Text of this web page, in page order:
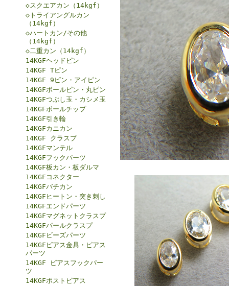
◇スクエアカン（14kgf）
◇トライアングルカン
（14kgf）
◇ハートカン/その他
（14kgf）
◇二重カン（14kgf）
14KGFヘッドピン
14KGF Tピン
14KGF 9ピン・アイピン
14KGFボールピン・丸ピン
14KGFつぶし玉・カシメ玉
14KGFボールチップ
14KGF引き輪
14KGFカニカン
14KGF クラスプ
14KGFマンテル
14KGFフックパーツ
14KGF板カン・板ダルマ
14KGFコネクター
14KGFバチカン
14KGFヒートン・突き刺し
14KGFエンドパーツ
14KGFマグネットクラスプ
14KGFパールクラスプ
14KGFビーズパーツ
14KGFピアス金具・ピアス
パーツ
14KGF ピアスフックパー
ツ
14KGFポストピアス